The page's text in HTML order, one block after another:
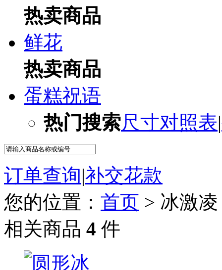
热卖商品
鲜花
热卖商品
蛋糕祝语
热门搜索尺寸对照表|
订单查询|补交花款
您的位置： 首页 > 冰激凌
相关商品 4 件